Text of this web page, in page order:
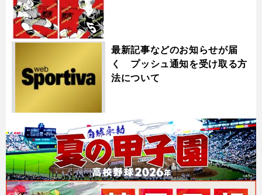
最新記事などのお知らせが届
く プッシュ通知を受け取る方
法について